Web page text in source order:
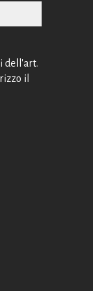
dell'art.
il